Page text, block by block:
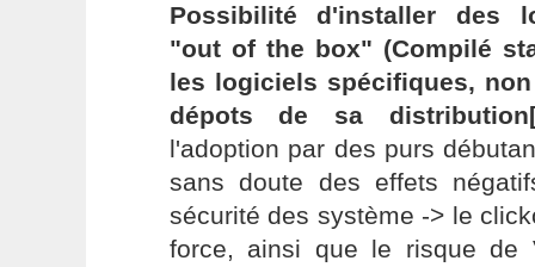
Possibilité d'installer des
"out of the box" (Compilé
les logiciels spécifiques,
dépots de sa
l'adoption par des purs
sans doute des effets
sécurité des système -> le
force, ainsi que le risque de